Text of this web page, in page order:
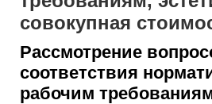
совокупная
Рассмотрение
соответствия
рабочим